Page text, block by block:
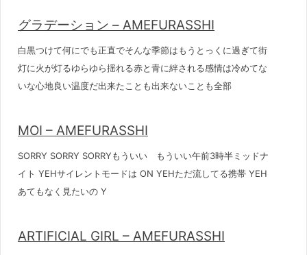
グラデーション – AMEFURASSHI
白黒つけて何にでも正直でそんな季節はもうとっくに過ぎて街
灯に火が灯るゆらゆら揺れる赤と青に絆される感情は冷めてな
いな心地良い温度だ出来たことも出来ないことも全部
MOI – AMEFURASSHI
SORRY SORRY SORRYもういい もういい午前3時半ミッドナ
イト YEHサイレントモードは ON YEHただ流してる携帯 YEH
あてもなく見たいの Y
ARTIFICIAL GIRL – AMEFURASSHI